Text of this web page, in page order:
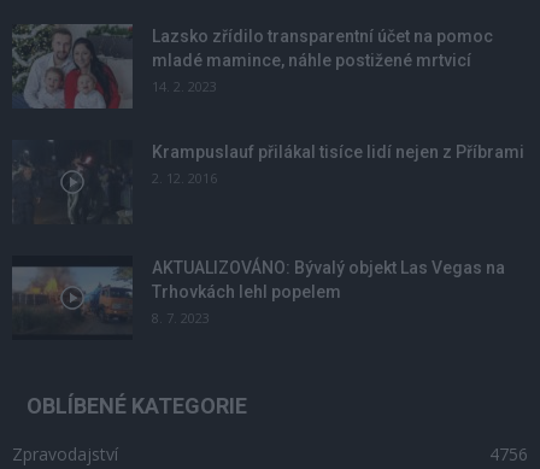
Lazsko zřídilo transparentní účet na pomoc
mladé mamince, náhle postižené mrtvicí
14. 2. 2023
Krampuslauf přilákal tisíce lidí nejen z Příbrami
2. 12. 2016
AKTUALIZOVÁNO: Bývalý objekt Las Vegas na
Trhovkách lehl popelem
8. 7. 2023
OBLÍBENÉ KATEGORIE
Zpravodajství
4756